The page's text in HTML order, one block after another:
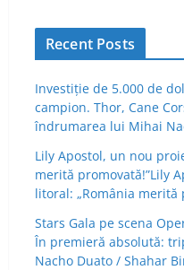
Recent Posts
Investiție de 5.000 de
campion. Thor, Cane
îndrumarea lui Mihai
Lily Apostol, un nou
merită promovată!”Lily
litoral: „România merită
Stars Gala pe scena
În premieră absolută:
Nacho Duato / Shahar